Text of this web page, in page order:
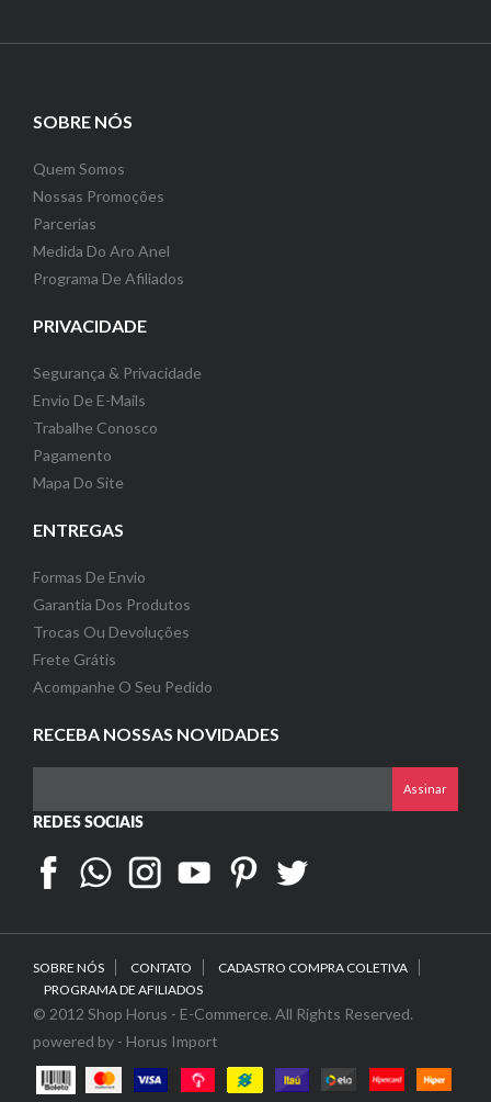
SOBRE NÓS
Quem Somos
Nossas Promoções
Parcerias
Medida Do Aro Anel
Programa De Afiliados
PRIVACIDADE
Segurança & Privacidade
Envio De E-Mails
Trabalhe Conosco
Pagamento
Mapa Do Site
ENTREGAS
Formas De Envio
Garantia Dos Produtos
Trocas Ou Devoluções
Frete Grátis
Acompanhe O Seu Pedido
RECEBA NOSSAS NOVIDADES
Assinar
REDES SOCIAIS
SOBRE NÓS CONTATO
CADASTRO COMPRA COLETIVA
PROGRAMA DE AFILIADOS
© 2012 Shop Horus - E-Commerce. All Rights Reserved.
powered by - Horus Import